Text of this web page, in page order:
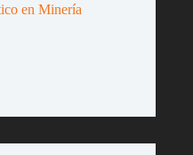
en Minería